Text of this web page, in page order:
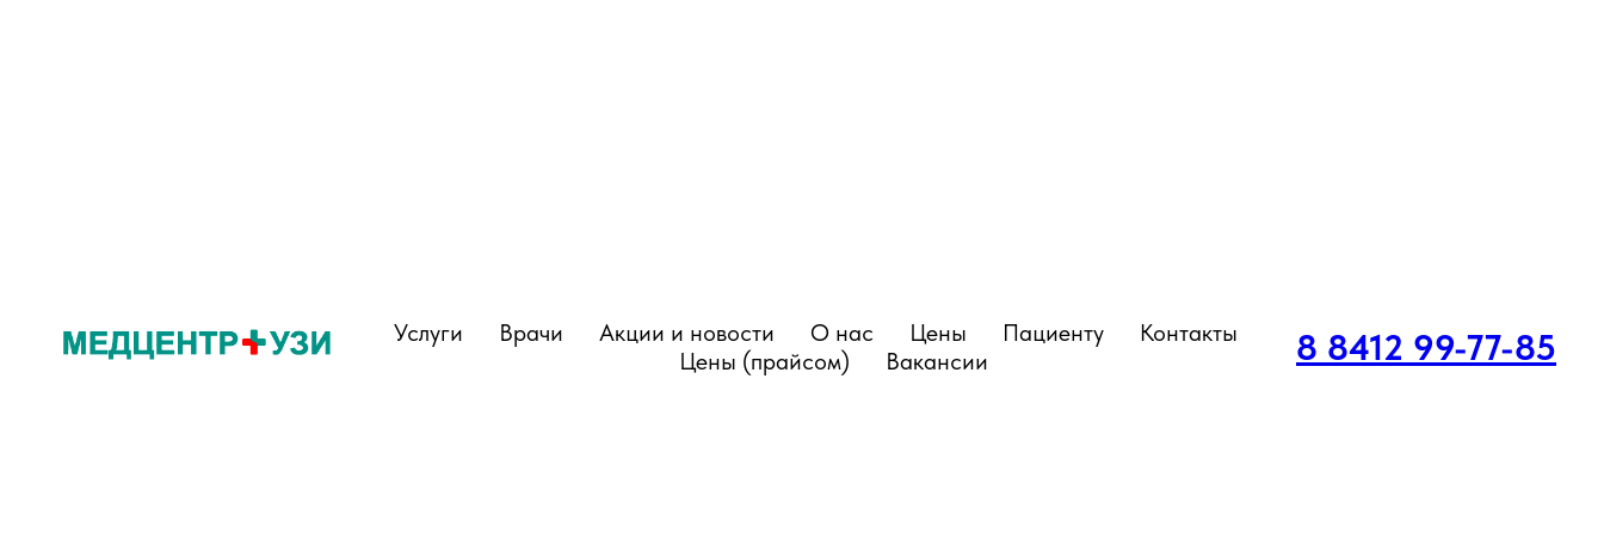
Услуги Врачи Акции и новости О нас Цены Пациенту
Контакты
Цены (прайсом)
Вакансии 8 8412 99-77-85